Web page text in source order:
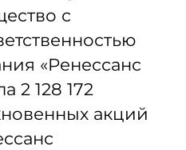
с
«Ренессанс
2 128 172
акций